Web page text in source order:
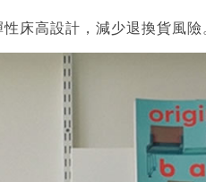
床高設計，減少退換貨風險